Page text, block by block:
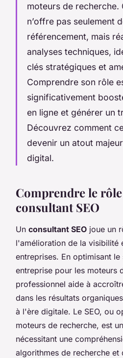
moteurs de recherche.
n’offre pas seulement
référencement, mais
analyses techniques,
clés stratégiques et
Comprendre son rôle
significativement
en ligne et générer un
Découvrez comment
devenir un atout
digital.
Comprendre le
consultant SEO
Un consultant SEO joue un
l'amélioration de la visibilité
entreprises. En optimisant
entreprise pour les moteurs
professionnel aide à
dans les résultats
à l'ère digitale. Le SEO, ou
moteurs de recherche, est
nécessitant une
algorithmes de recherche et